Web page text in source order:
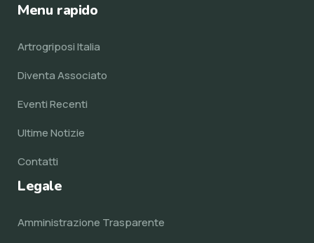
Menu rapido
Artrogriposi Italia
Diventa Associato
Eventi Recenti
Ultime Notizie
Contatti
Legale
Amministrazione Trasparente